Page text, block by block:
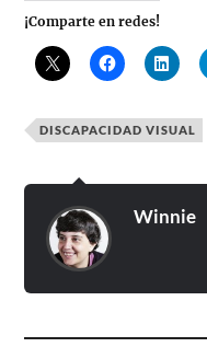
¡Comparte en redes!
DISCAPACIDAD VISUAL
Winnie